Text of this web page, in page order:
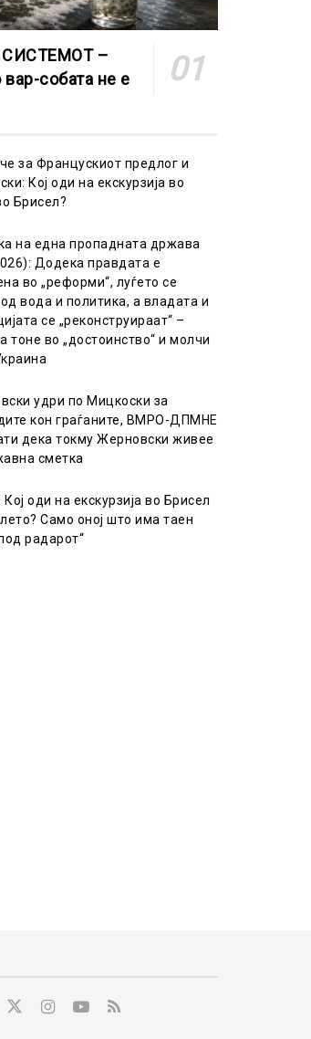
–
собата не е
за Францускиот предлог и
Кој оди на екскурзија во
Брисел?
на една пропадната држава
Додека правдата е
во „реформи“, луѓето се
од вода и политика, а владата и
се „реконструираат“ –
тоне во „достоинство“ и молчи
удри по Мицкоски за
кон граѓаните, ВМРО-ДПМНЕ
дека токму Жерновски живее
сметка
оди на екскурзија во Брисел
Само оној што има таен
радарот“